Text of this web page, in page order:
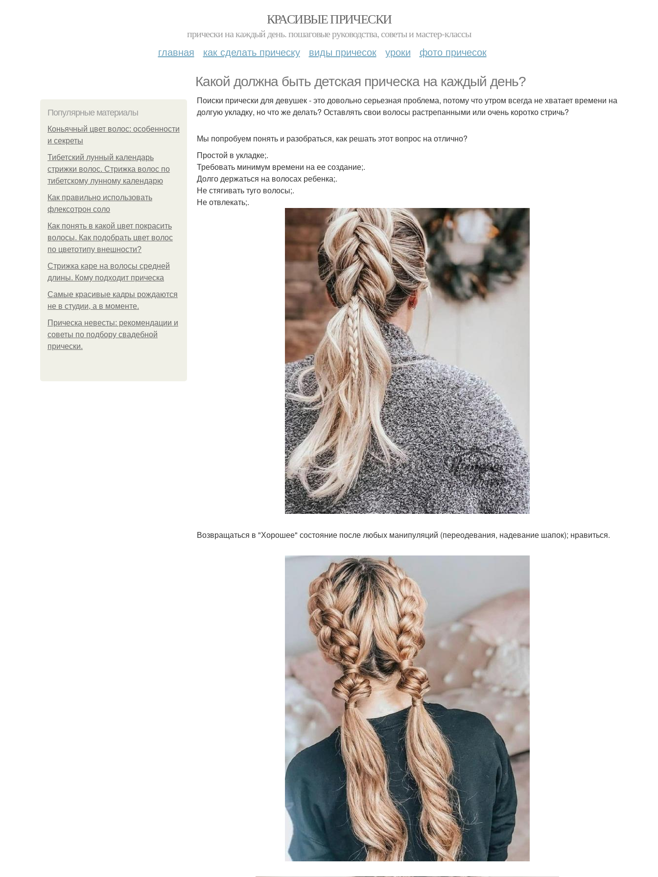
КРАСИВЫЕ ПРИЧЕСКИ
прически на каждый день. пошаговые руководства, советы и мастер-классы
главная как сделать прическу виды причесок уроки фото причесок
Какой должна быть детская прическа на каждый день?
Популярные материалы
Коньячный цвет волос: особенности
и секреты
Тибетский лунный календарь
стрижки волос. Стрижка волос по
тибетскому лунному календарю
Как правильно использовать
флексотрон соло
Как понять в какой цвет покрасить
волосы. Как подобрать цвет волос
по цветотипу внешности?
Стрижка каре на волосы средней
длины. Кому подходит прическа
Самые красивые кадры рождаются
не в студии, а в моменте.
Прическа невесты: рекомендации и
советы по подбору свадебной
прически.
Поиски прически для девушек - это довольно серьезная проблема, потому что утром всегда не хватает времени на
долгую укладку, но что же делать? Оставлять свои волосы растрепанными или очень коротко стричь?
Мы попробуем понять и разобраться, как решать этот вопрос на отлично?
Простой в укладке;.
Требовать минимум времени на ее создание;.
Долго держаться на волосах ребенка;.
Не стягивать туго волосы;.
Не отвлекать;.
Возвращаться в "Хорошее" состояние после любых манипуляций (переодевания, надевание шапок); нравиться.